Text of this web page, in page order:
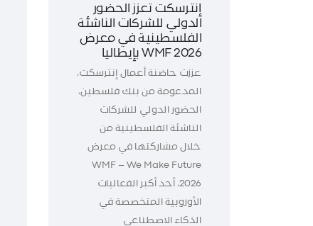
إنترسكت تعزز الحضور
الدولي للشركات الناشئة
الفلسطينية في معرض
WMF 2026 بإيطاليا
عززت حاضنة أعمال إنترسكت،
المدعومة من بنك فلسطين،
الحضور الدولي للشركات
الناشئة الفلسطينية من
خلال مشاركتها في معرض
WMF – We Make Future
2026، أحد أكبر الفعاليات
الأوروبية المتخصصة في
الذكاء الاصطناعي